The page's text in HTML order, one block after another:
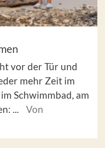
vor der Tür und
mehr Zeit im
Schwimmbad, am
...
Von